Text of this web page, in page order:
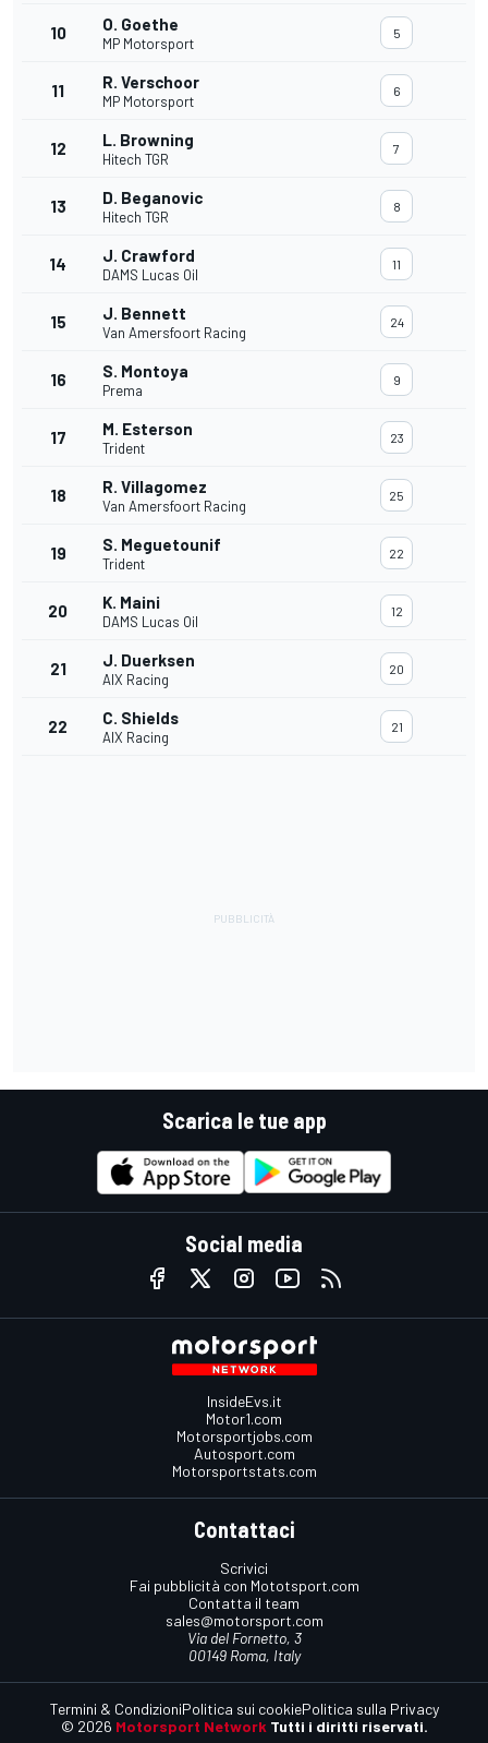
10 O. Goethe
MP Motorsport
5
11 R. Verschoor
MP Motorsport
6
12 L. Browning
Hitech TGR
7
13 D. Beganovic
Hitech TGR
8
14 J. Crawford
DAMS Lucas Oil
11
15 J. Bennett
Van Amersfoort Racing
24
16 S. Montoya
Prema
9
17 M. Esterson
Trident
23
18 R. Villagomez
Van Amersfoort Racing
25
19 S. Meguetounif
Trident
22
20 K. Maini
DAMS Lucas Oil
12
21 J. Duerksen
AIX Racing
20
22 C. Shields
AIX Racing
21
Scarica le tue app
Social media
InsideEvs.it
Motor1.com
Motorsportjobs.com
Autosport.com
Motorsportstats.com
Contattaci
Scrivici
Fai pubblicità con Mototsport.com
Contatta il team
sales@motorsport.com
Via del Fornetto, 3
00149 Roma, Italy
© 2026 Motorsport Network Tutti i diritti riservati.
Termini & CondizioniPolitica sui cookiePolitica sulla Privacy